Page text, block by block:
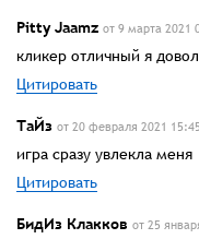
Pitty Jaamz от 9 марта 2021
кликер отличный я
Цитировать
ТаЙз от 20 февраля 2021 15:45
игра сразу увлекла меня
Цитировать
БидИз Клакков от 25